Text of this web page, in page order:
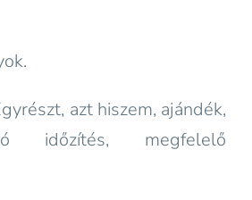
azt hiszem, ajándék,
időzítés, megfelelő